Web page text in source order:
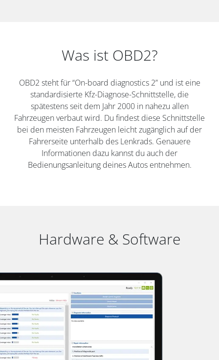
Was ist OBD2?
OBD2 steht für “On-board diagnostics 2” und ist eine
standardisierte Kfz-Diagnose-Schnittstelle, die
spätestens seit dem Jahr 2000 in nahezu allen
Fahrzeugen verbaut wird. Du findest diese Schnittstelle
bei den meisten Fahrzeugen leicht zugänglich auf der
Fahrerseite unterhalb des Lenkrads. Genauere
Informationen dazu kannst du auch der
Bedienungsanleitung deines Autos entnehmen.
Hardware & Software